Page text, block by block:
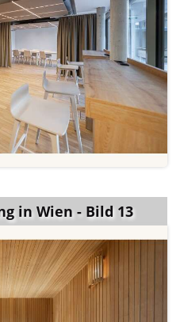
in Wien - Bild 13